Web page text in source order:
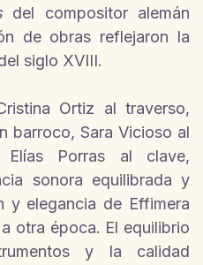
del compositor alemán
de obras reflejaron la
siglo XVIII.
Ortiz al traverso,
barroco, Sara Vicioso al
Porras al clave,
sonora equilibrada y
y elegancia de Effimera
otra época. El equilibrio
y la calidad